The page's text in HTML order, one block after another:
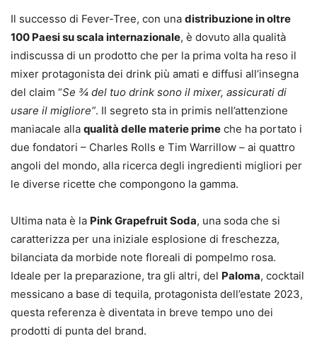
Il successo di Fever-Tree, con una distribuzione in oltre
100 Paesi su scala internazionale, è dovuto alla qualità
indiscussa di un prodotto che per la prima volta ha reso il
mixer protagonista dei drink più amati e diffusi all’insegna
del claim “Se ¾ del tuo drink sono il mixer, assicurati di
usare il migliore”. Il segreto sta in primis nell’attenzione
maniacale alla qualità delle materie prime che ha portato i
due fondatori – Charles Rolls e Tim Warrillow – ai quattro
angoli del mondo, alla ricerca degli ingredienti migliori per
le diverse ricette che compongono la gamma.
Ultima nata è la Pink Grapefruit Soda, una soda che si
caratterizza per una iniziale esplosione di freschezza,
bilanciata da morbide note floreali di pompelmo rosa.
Ideale per la preparazione, tra gli altri, del Paloma, cocktail
messicano a base di tequila, protagonista dell’estate 2023,
questa referenza è diventata in breve tempo uno dei
prodotti di punta del brand.